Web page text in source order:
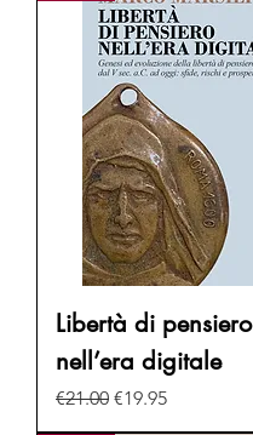
Libertà di pensiero
nell’era digitale
Regular Price
€21.00 Sale Price
€19.95